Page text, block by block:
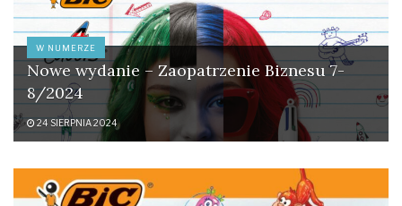
W NUMERZE
Nowe wydanie – Zaopatrzenie Biznesu 7-
8/2024
24 SIERPNIA 2024